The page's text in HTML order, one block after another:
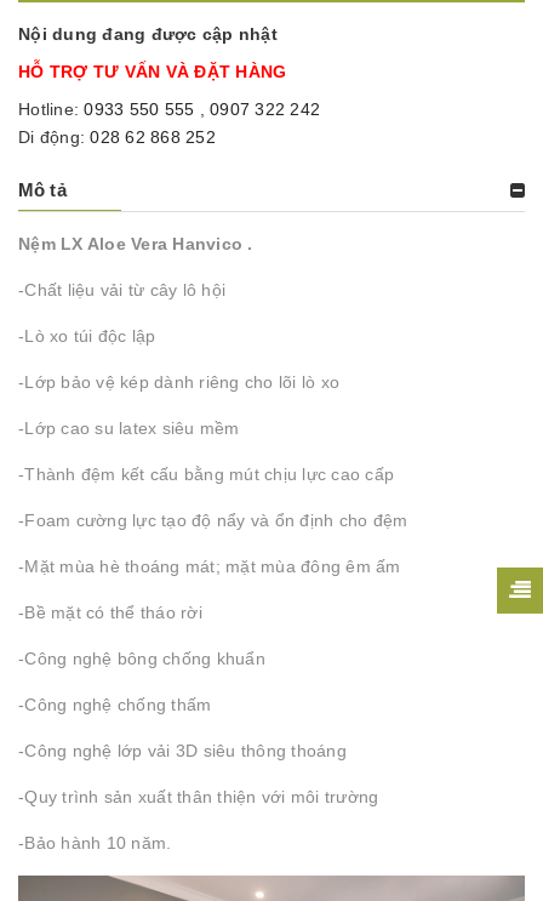
Nội dung đang được cập nhật
HỖ TRỢ TƯ VẤN VÀ ĐẶT HÀNG
Hotline:0933 550 555
0907 322 242
Di động:028 62 868 252
Mô tả
Nệm LX Aloe Vera Hanvico .
-Chất liệu vải từ cây lô hội
-Lò xo túi độc lập
-Lớp bảo vệ kép dành riêng cho lõi lò xo
-Lớp cao su latex siêu mềm
-Thành đệm kết cấu bằng mút chịu lực cao cấp
-Foam cường lực tạo độ nẩy và ổn định cho đệm
-Mặt mùa hè thoáng mát; mặt mùa đông êm ấm
-Bề mặt có thể tháo rời
-Công nghệ bông chống khuẩn
-Công nghệ chống thấm
-Công nghệ lớp vải 3D siêu thông thoáng
-Quy trình sản xuất thân thiện với môi trường
-Bảo hành 10 năm.